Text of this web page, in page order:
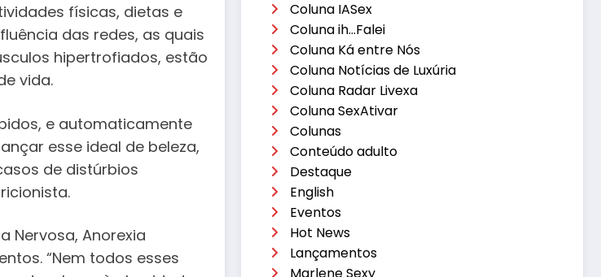
físicas, dietas e
das redes, as quais
hipertrofiados, estão
vida.
e automaticamente
esse ideal de beleza,
de distúrbios
Nervosa, Anorexia
“Nem todos esses
Coluna IASex
Coluna ih…Falei
Coluna Ká entre Nós
Coluna Notícias de Luxúria
Coluna Radar Livexa
Coluna SexAtivar
Colunas
Conteúdo adulto
Destaque
English
Eventos
Hot News
Lançamentos
Marlene Sexy